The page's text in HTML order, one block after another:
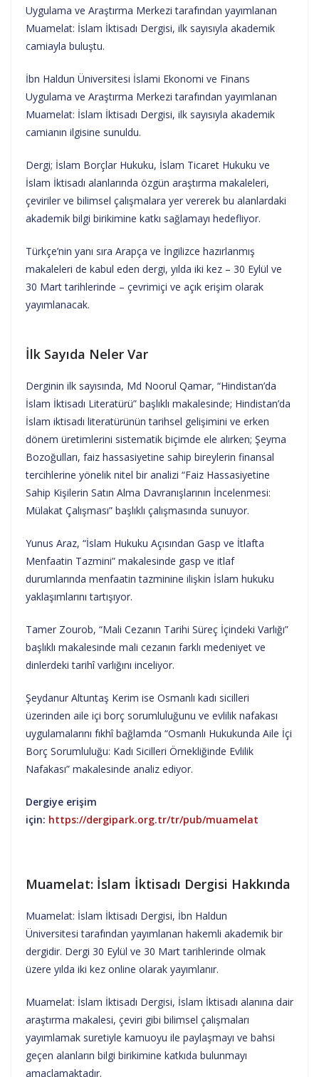
Uygulama ve Araştırma Merkezi tarafından yayımlanan
Muamelat: İslam İktisadı Dergisi, ilk sayısıyla akademik
camiayla buluştu.
İbn Haldun Üniversitesi İslami Ekonomi ve Finans
Uygulama ve Araştırma Merkezi tarafından yayımlanan
Muamelat: İslam İktisadı Dergisi, ilk sayısıyla akademik
camianın ilgisine sunuldu.
Dergi; İslam Borçlar Hukuku, İslam Ticaret Hukuku ve
İslam İktisadı alanlarında özgün araştırma makaleleri,
çeviriler ve bilimsel çalışmalara yer vererek bu alanlardaki
akademik bilgi birikimine katkı sağlamayı hedefliyor.
Türkçe’nin yanı sıra Arapça ve İngilizce hazırlanmış
makaleleri de kabul eden dergi, yılda iki kez – 30 Eylül ve
30 Mart tarihlerinde – çevrimiçi ve açık erişim olarak
yayımlanacak.
İlk Sayıda Neler Var
Derginin ilk sayısında, Md Noorul Qamar, “Hindistan’da
İslam İktisadı Literatürü” başlıklı makalesinde; Hindistan’da
İslam iktisadı literatürünün tarihsel gelişimini ve erken
dönem üretimlerini sistematik biçimde ele alırken; Şeyma
Bozoğulları, faiz hassasiyetine sahip bireylerin finansal
tercihlerine yönelik nitel bir analizi “Faiz Hassasiyetine
Sahip Kişilerin Satın Alma Davranışlarının İncelenmesi:
Mülakat Çalışması” başlıklı çalışmasında sunuyor.
Yunus Araz, “İslam Hukuku Açısından Gasp ve İtlafta
Menfaatin Tazmini” makalesinde gasp ve itlaf
durumlarında menfaatin tazminine ilişkin İslam hukuku
yaklaşımlarını tartışıyor.
Tamer Zourob, “Mali Cezanın Tarihi Süreç İçindeki Varlığı”
başlıklı makalesinde mali cezanın farklı medeniyet ve
dinlerdeki tarihî varlığını inceliyor.
Şeydanur Altuntaş Kerim ise Osmanlı kadı sicilleri
üzerinden aile içi borç sorumluluğunu ve evlilik nafakası
uygulamalarını fıkhî bağlamda “Osmanlı Hukukunda Aile İçi
Borç Sorumluluğu: Kadı Sicilleri Örnekliğinde Evlilik
Nafakası” makalesinde analiz ediyor.
Dergiye erişim
için: https://dergipark.org.tr/tr/pub/muamelat
Muamelat: İslam İktisadı Dergisi Hakkında
Muamelat: İslam İktisadı Dergisi, İbn Haldun
Üniversitesi tarafından yayımlanan hakemli akademik bir
dergidir. Dergi 30 Eylül ve 30 Mart tarihlerinde olmak
üzere yılda iki kez online olarak yayımlanır.
Muamelat: İslam İktisadı Dergisi, İslam İktisadı alanına dair
araştırma makalesi, çeviri gibi bilimsel çalışmaları
yayımlamak suretiyle kamuoyu ile paylaşmayı ve bahsi
geçen alanların bilgi birikimine katkıda bulunmayı
amaçlamaktadır.